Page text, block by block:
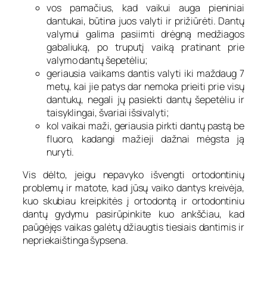
vos pamačius, kad vaikui auga pieniniai
dantukai, būtina juos valyti ir prižiūrėti. Dantų
valymui galima pasiimti drėgną medžiagos
gabaliuką, po truputį vaiką pratinant prie
valymo dantų šepetėliu;
geriausia vaikams dantis valyti iki maždaug 7
metų, kai jie patys dar nemoka prieiti prie visų
dantukų, negali jų pasiekti dantų šepetėliu ir
taisyklingai, švariai išsivalyti;
kol vaikai maži, geriausia pirkti dantų pastą be
fluoro, kadangi mažieji dažnai mėgsta ją
nuryti.
Vis dėlto, jeigu nepavyko išvengti ortodontinių
problemų ir matote, kad jūsų vaiko dantys kreivėja,
kuo skubiau kreipkitės į ortodontą ir ortodontiniu
dantų gydymu pasirūpinkite kuo ankščiau, kad
paūgėjęs vaikas galėtų džiaugtis tiesiais dantimis ir
nepriekaištinga šypsena.